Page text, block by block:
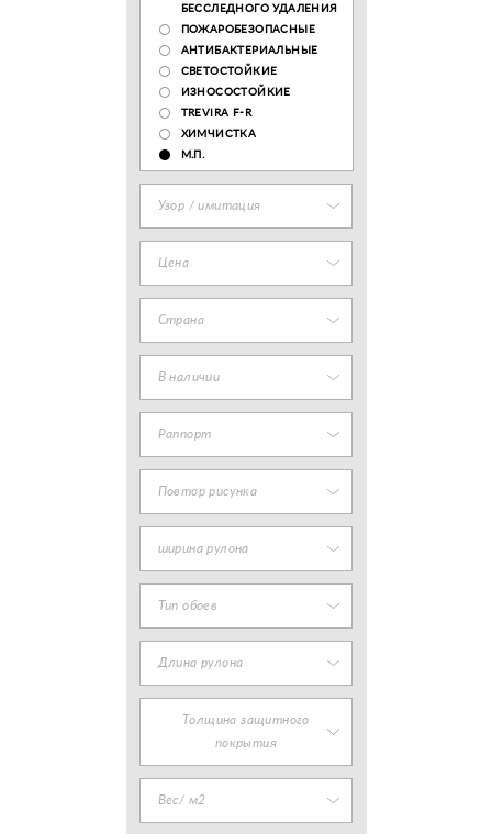
БЕССЛЕДНОГО УДАЛЕНИЯ
ПОЖАРОБЕЗОПАСНЫЕ
АНТИБАКТЕРИАЛЬНЫЕ
СВЕТОСТОЙКИЕ
ИЗНОСОСТОЙКИЕ
TREVIRA F-R
ХИМЧИСТКА
М.П.
Узор / имитация
Цена
Страна
В наличии
Раппорт
Повтор рисунка
ширина рулона
Тип обоев
Длина рулона
Толщина защитного
покрытия
Вес/ м2